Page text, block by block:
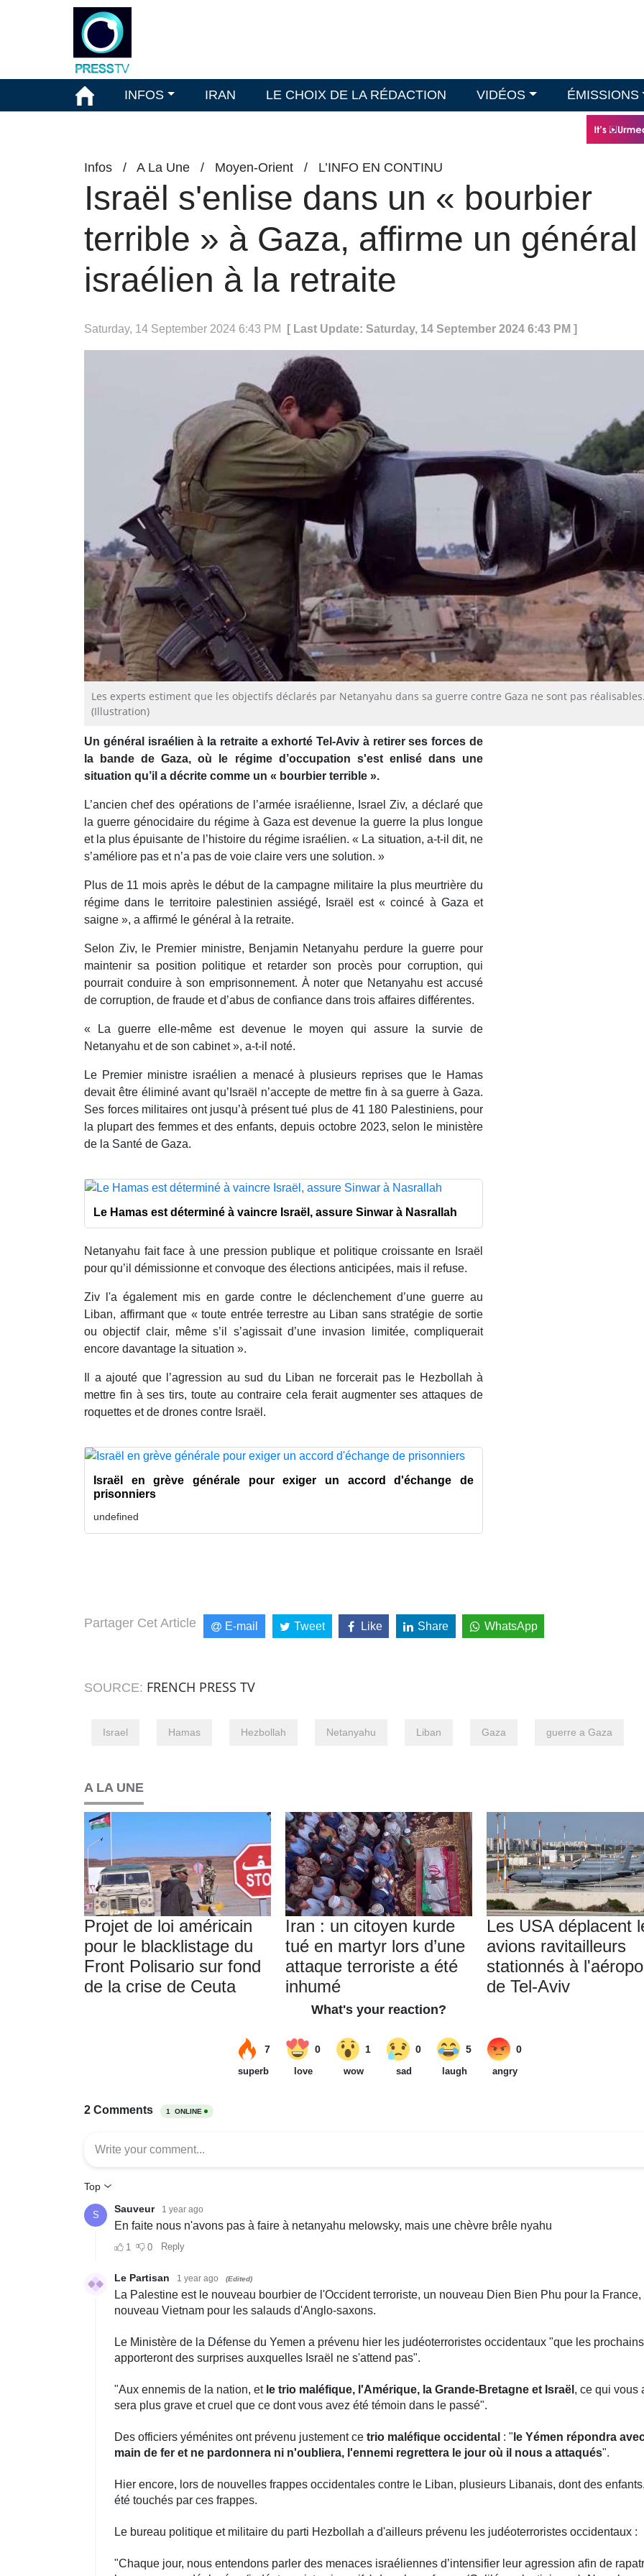
INFOS IRAN LE CHOIX DE LA RÉDACTION VIDÉOS ÉMISSIONS
Infos / A La Une / Moyen-Orient / L’INFO EN CONTINU
Israël s'enlise dans un « bourbier
terrible » à Gaza, affirme un général
israélien à la retraite
Saturday, 14 September 2024 6:43 PM [ Last Update: Saturday, 14 September 2024 6:43 PM ]
Les experts estiment que les objectifs déclarés par Netanyahu dans sa guerre contre Gaza ne sont pas
(Illustration)
Un général israélien à la retraite a exhorté Tel-Aviv à retirer ses forces de
la bande de Gaza, où le régime d’occupation s'est enlisé dans une
situation qu’il a décrite comme un « bourbier terrible ».
L’ancien chef des opérations de l’armée israélienne, Israel Ziv, a déclaré que
la guerre génocidaire du régime à Gaza est devenue la guerre la plus longue
et la plus épuisante de l’histoire du régime israélien. « La situation, a-t-il dit, ne
s’améliore pas et n’a pas de voie claire vers une solution. »
Plus de 11 mois après le début de la campagne militaire la plus meurtrière du
régime dans le territoire palestinien assiégé, Israël est « coincé à Gaza et
saigne », a affirmé le général à la retraite.
Selon Ziv, le Premier ministre, Benjamin Netanyahu perdure la guerre pour
maintenir sa position politique et retarder son procès pour corruption, qui
pourrait conduire à son emprisonnement. À noter que Netanyahu est accusé
de corruption, de fraude et d’abus de confiance dans trois affaires différentes.
« La guerre elle-même est devenue le moyen qui assure la survie de
Netanyahu et de son cabinet », a-t-il noté.
Le Premier ministre israélien a menacé à plusieurs reprises que le Hamas
devait être éliminé avant qu’Israël n’accepte de mettre fin à sa guerre à Gaza.
Ses forces militaires ont jusqu’à présent tué plus de 41 180 Palestiniens, pour
la plupart des femmes et des enfants, depuis octobre 2023, selon le ministère
de la Santé de Gaza.
Le Hamas est déterminé à vaincre Israël, assure Sinwar à Nasrallah
Netanyahu fait face à une pression publique et politique croissante en Israël
pour qu’il démissionne et convoque des élections anticipées, mais il refuse.
Ziv l'a également mis en garde contre le déclenchement d’une guerre au
Liban, affirmant que « toute entrée terrestre au Liban sans stratégie de sortie
ou objectif clair, même s’il s’agissait d’une invasion limitée, compliquerait
encore davantage la situation ».
Il a ajouté que l’agression au sud du Liban ne forcerait pas le Hezbollah à
mettre fin à ses tirs, toute au contraire cela ferait augmenter ses attaques de
roquettes et de drones contre Israël.
Israël en grève générale pour exiger un accord d'échange de
prisonniers
undefined
Partager Cet Article E-mail Tweet Like Share WhatsApp
SOURCE: FRENCH PRESS TV
Israel Hamas Hezbollah Netanyahu Liban Gaza guerre a Gaza
A LA UNE
Projet de loi américain
pour le blacklistage du
Front Polisario sur fond
de la crise de Ceuta
Iran : un citoyen kurde
tué en martyr lors d’une
attaque terroriste a été
inhumé
Les USA déplacent
avions ravitailleurs
stationnés à
de Tel-Aviv